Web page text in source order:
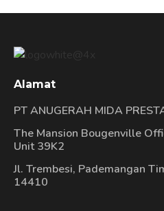
Alamat
PT ANUGERAH MIDA
The Mansion Bougenville
Unit 39K2
Jl. Trembesi, Pademangan
14410